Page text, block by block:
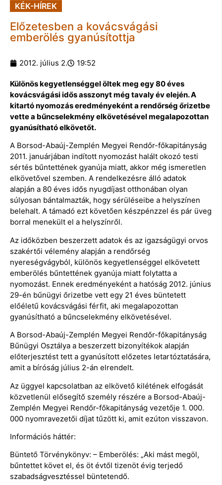
KÉK-HÍREK
Előzetesben a kovácsvágási
emberölés gyanúsítottja
2012. július 2. 19:52
Különös kegyetlenséggel öltek meg egy 80 éves
kovácsvágási idős asszonyt még tavaly év elején. A
kitartó nyomozás eredményeként a rendőrség őrizetbe
vette a bűncselekmény elkövetésével megalapozottan
gyanúsítható elkövetőt.
A Borsod-Abaúj-Zemplén Megyei Rendőr-főkapitányság
2011. januárjában indított nyomozást halált okozó testi
sértés bűntettének gyanúja miatt, akkor még ismeretlen
elkövetővel szemben. A rendelkezésre álló adatok
alapján a 80 éves idős nyugdíjast otthonában olyan
súlyosan bántalmazták, hogy sérüléseibe a helyszínen
belehalt. A támadó ezt követően készpénzzel és pár üveg
borral menekült el a helyszínről.
Az időközben beszerzett adatok és az igazságügyi orvos
szakértői vélemény alapján a rendőrség
nyereségvágyból, különös kegyetlenséggel elkövetett
emberölés bűntettének gyanúja miatt folytatta a
nyomozást. Ennek eredményeként a hatóság 2012. június
29-én bűnügyi őrizetbe vett egy 21 éves büntetett
előéletű kovácsvágási férfit, aki megalapozottan
gyanúsítható a bűncselekmény elkövetésével.
A Borsod-Abaúj-Zemplén Megyei Rendőr-főkapitányság
Bűnügyi Osztálya a beszerzett bizonyítékok alapján
előterjesztést tett a gyanúsított előzetes letartóztatására,
amit a bíróság július 2-án elrendelt.
Az üggyel kapcsolatban az elkövető kilétének elfogását
közvetlenül elősegítő személy részére a Borsod-Abaúj-
Zemplén Megyei Rendőr-főkapitányság vezetője 1. 000.
000 nyomravezetői díjat tűzött ki, amit ezúton visszavon.
Információs háttér:
Büntető Törvénykönyv: – Emberölés: „Aki mást megöl,
bűntettet követ el, és öt évtől tizenöt évig terjedő
szabadságvesztéssel büntetendő.